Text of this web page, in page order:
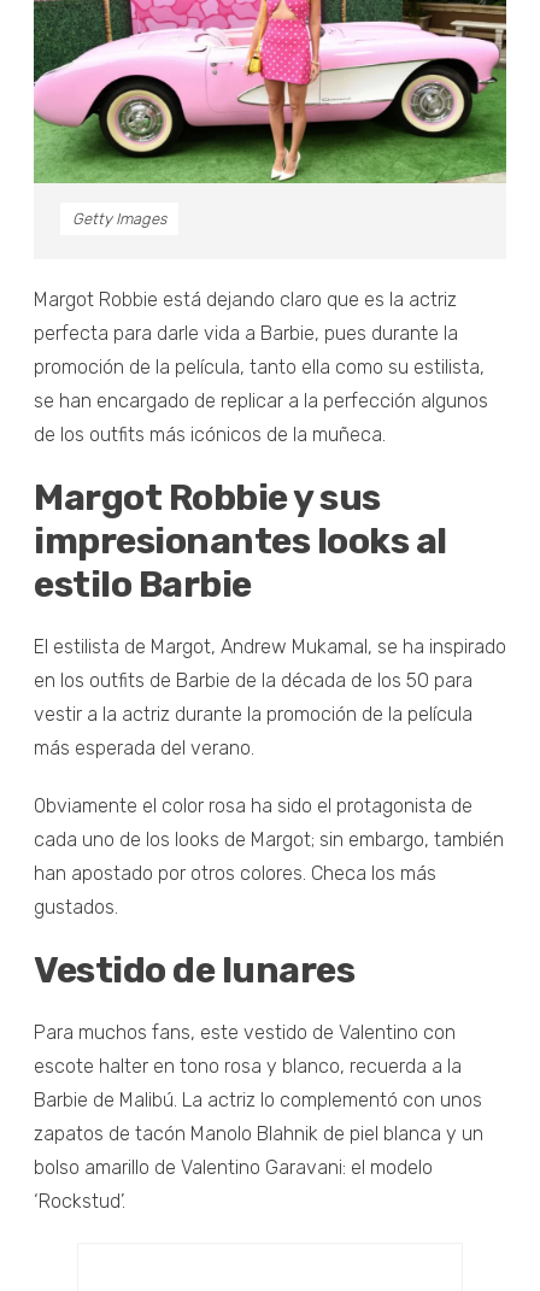
Getty Images
Margot Robbie está dejando claro que es la actriz
perfecta para darle vida a Barbie, pues durante la
promoción de la película, tanto ella como su estilista,
se han encargado de replicar a la perfección algunos
de los outfits más icónicos de la muñeca.
Margot Robbie y sus
impresionantes looks al
estilo Barbie
El estilista de Margot, Andrew Mukamal, se ha inspirado
en los outfits de Barbie de la década de los 50 para
vestir a la actriz durante la promoción de la película
más esperada del verano.
Obviamente el color rosa ha sido el protagonista de
cada uno de los looks de Margot; sin embargo, también
han apostado por otros colores. Checa los más
gustados.
Vestido de lunares
Para muchos fans, este vestido de Valentino con
escote halter en tono rosa y blanco, recuerda a la
Barbie de Malibú. La actriz lo complementó con unos
zapatos de tacón Manolo Blahnik de piel blanca y un
bolso amarillo de Valentino Garavani: el modelo
‘Rockstud’.